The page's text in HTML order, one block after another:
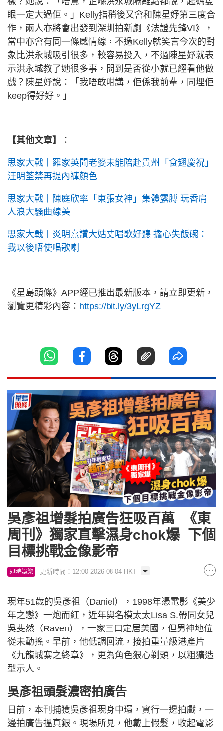
眼一定大過佢。」Kelly指稍後又會和陳星妤第三度合
作，兩人亦將會出發到深圳拍新劇《法證先鋒VI》，
當中亦會有同一條感情線，不過Kelly就笑言今次的對
象比洪永城吸引很多，較容易投入，不過陳星妤就表
示洪永城教了她很多事，問到是否從小就已經看他做
戲？陳星妤說：「我唔敢咁講，佢係我前輩，同埋佢
keep得好好。」
【其他文章】 ：
思家大戰丨羅家英聞老婆未能陪赴貴州「食翅慶祝」
汪明荃禁再提內褲顏色
思家大戰丨陳庭欣率「東張女神」集體露膊 玩香肩
人浪大騷曲線美
思家大戰丨炎明熹讚大姑丈唱歌好聽 擔心失飯碗：
我以後唔使唱歌喇
《星島頭條》APP經已推出最新版本，請立即更新，
瀏覽更精彩內容： https://bit.ly/3yLrgYZ
吳彥祖增髮拍廣告狂吸百萬 《東
周刊》獨家直擊濕身chok爆 下個
目標挑戰金像影帝
即時娛樂 更新時間：12:00 2026-08-04 HKT
現年51歲的吳彥祖（Daniel），1998年憑電影《美少
年之戀》一炮而紅，近年與名模太太Lisa S.帶同女兒
吳斐然（Raven），一家三口定居美國，但男神地位
從未動搖。早前，他低調回流，接拍重量級港產片
《九龍城寨之終章》，更為角色狠心剃頭，以粗獷造
型示人。
吳彥祖頭髮濃密拍廣告
日前，本刊捕獲吳彥祖現身中環，實行一邊拍戲，一
邊拍廣告搵真銀。現場所見，他戴上假髮，收起電影